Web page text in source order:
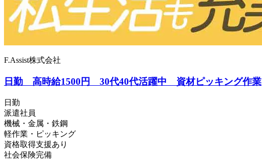
F.Assist株式会社
日勤 高時給1500円 30代40代活躍中 資材ピッキング作業
日勤
派遣社員
機械・金属・鉄鋼
軽作業・ピッキング
資格取得支援あり
社会保険完備